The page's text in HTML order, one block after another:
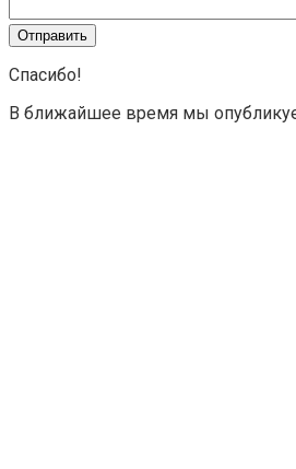
Спасибо!
В ближайшее время мы